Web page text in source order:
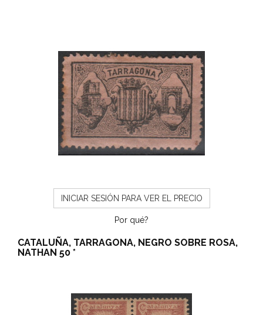
INICIAR SESIÓN PARA VER EL PRECIO
Por qué?
CATALUÑA, TARRAGONA, NEGRO SOBRE ROSA,
NATHAN 50 *